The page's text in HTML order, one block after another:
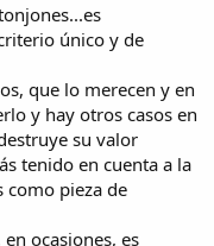
único y de
que lo merecen y en
y hay otros casos en
su valor
tenido en cuenta a la
como pieza de
ocasiones, es